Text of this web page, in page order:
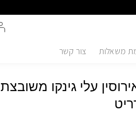
משאלות צור קשר
עלי גינקו משובצת